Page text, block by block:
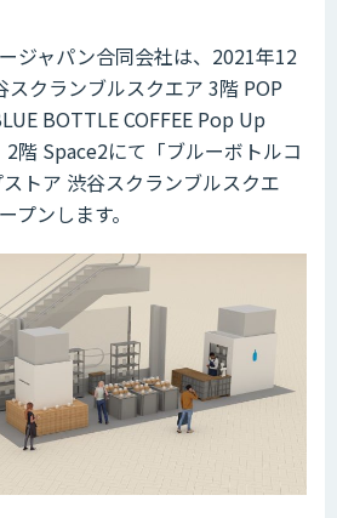
ジャパン合同会社は、2021年12
クランブルスクエア 3階 POP
BOTTLE COFFEE Pop Up
階 Space2にて「ブルーボトルコ
トア 渋谷スクランブルスクエ
プンします。